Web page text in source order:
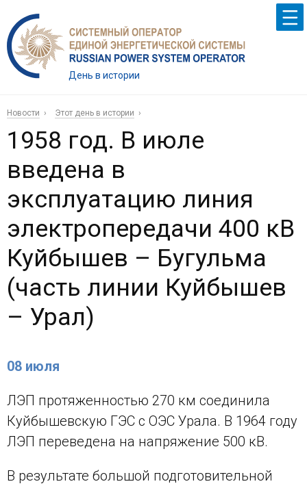
День в истории
Новости Этот день в истории
1958 год. В июле
введена в
эксплуатацию линия
электропередачи 400 кВ
Куйбышев – Бугульма
(часть линии Куйбышев
– Урал)
08 июля
ЛЭП протяженностью 270 км соединила
Куйбышевскую ГЭС с ОЭС Урала. В 1964 году
ЛЭП переведена на напряжение 500 кВ.
В результате большой подготовительной